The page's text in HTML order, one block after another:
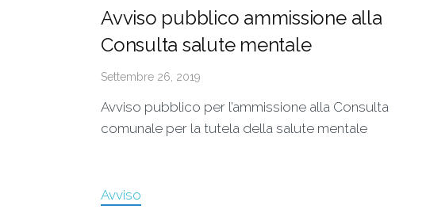
Avviso pubblico ammissione alla
Consulta salute mentale
Settembre 26, 2019
Avviso pubblico per l’ammissione alla Consulta
comunale per la tutela della salute mentale
Avviso